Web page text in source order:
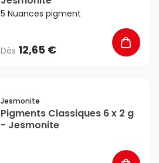
5 Nuances pigment
Dès 12,65 €
Jesmonite
Pigments Classiques 6 x 2 g
- Jesmonite